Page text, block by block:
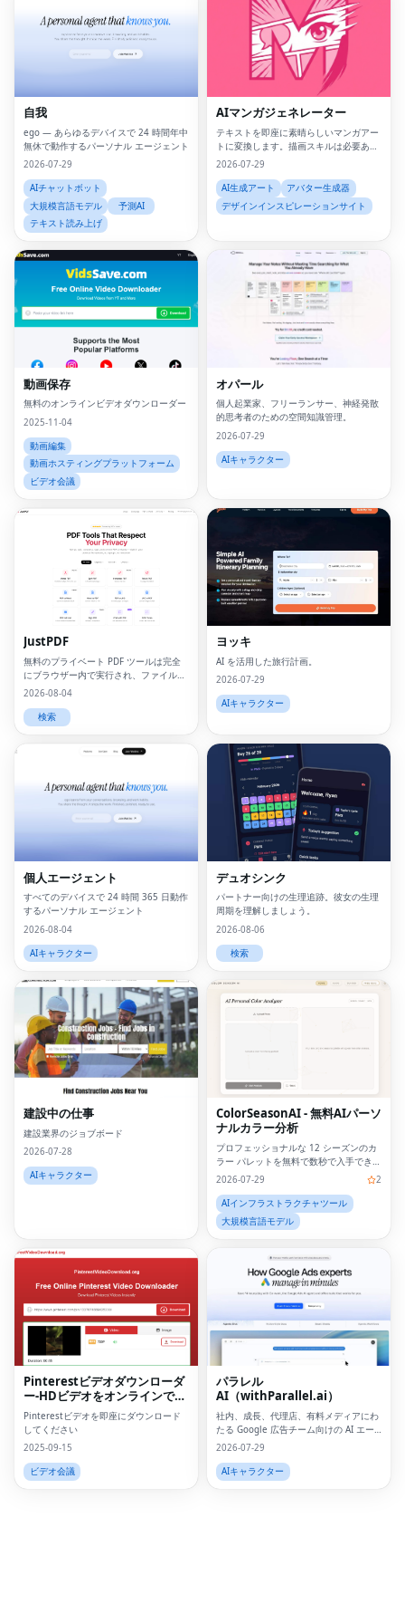
自我
ego — あらゆるデバイスで 24 時間年中
無休で動作するパーソナル エージェント
2026-07-29
AIチャットボット
大規模言語モデル
予測AI
テキスト読み上げ
AIマンガジェネレーター
テキストを即座に素晴らしいマンガアー
トに変換します。描画スキルは必要あり
ません。
2026-07-29
AI生成アート
アバター生成器
デザインインスピレーションサイト
動画保存
無料のオンラインビデオダウンローダー
2025-11-04
動画編集
動画ホスティングプラットフォーム
ビデオ会議
オパール
個人起業家、フリーランサー、神経発散
的思考者のための空間知識管理。
2026-07-29
AIキャラクター
JustPDF
無料のプライベート PDF ツールは完全
にブラウザー内で実行され、ファイルが
デバイスの外に出ることはありません。
2026-08-04
検索
ヨッキ
AI を活用した旅行計画。
2026-07-29
AIキャラクター
個人エージェント
すべてのデバイスで 24 時間 365 日動作
するパーソナル エージェント
2026-08-04
AIキャラクター
デュオシンク
パートナー向けの生理追跡。彼女の生理
周期を理解しましょう。
2026-08-06
検索
建設中の仕事
建設業界のジョブボード
2026-07-28
AIキャラクター
ColorSeasonAI - 無料AIパーソ
ナルカラー分析
プロフェッショナルな 12 シーズンのカ
ラー パレットを無料で数秒で入手できま
す。サインアップは必要ありません。
2026-07-29
2
AIインフラストラクチャツール
大規模言語モデル
Pinterestビデオダウンローダ
ー-HDビデオをオンラインでダ
ウンロードしてください
Pinterestビデオを即座にダウンロード
してください
2025-09-15
ビデオ会議
パラレル
AI（withParallel.ai）
社内、成長、代理店、有料メディアにわ
たる Google 広告チーム向けの AI エー
ジェント プラットフォーム。
2026-07-29
AIキャラクター